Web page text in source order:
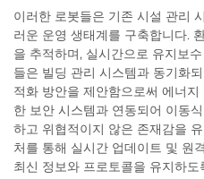
이러한 로봇들은 기존 시설 관리
러운 운영 생태계를 구축합니다.
을 추적하며, 실시간으로 유지보
들은 빌딩 관리 시스템과 동기화
적화 방안을 제안함으로써 에너
한 보안 시스템과 연동되어 이동
하고 위협적이지 않은 존재감을
처를 통해 실시간 업데이트 및 원
최신 정보와 프로토콜을 유지하도